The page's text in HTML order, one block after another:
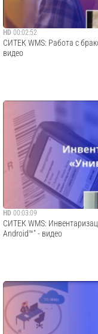
HD 00:02:52
СИТЕК WMS: Работа с
видео
HD 00:03:09
СИТЕК WMS:
Android™" - видео